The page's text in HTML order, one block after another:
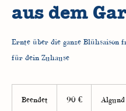
aus dem
Ernte über die ganze Blühsaison
für dein Zuhause
Beendet 90 € Algund